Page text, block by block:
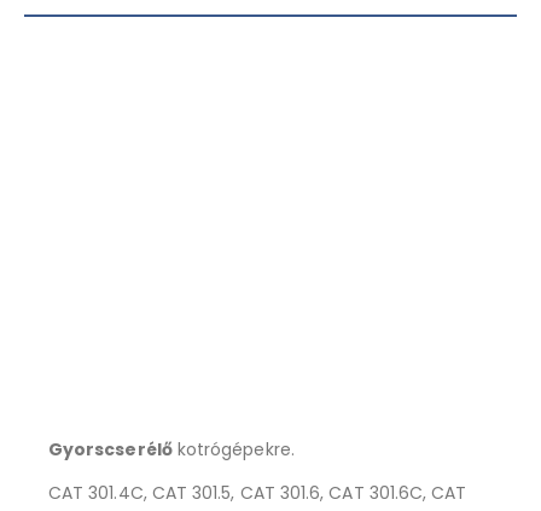
Gyorscserélőkotrógépekre.
CAT 301.4C, CAT 301.5, CAT 301.6, CAT 301.6C, CAT